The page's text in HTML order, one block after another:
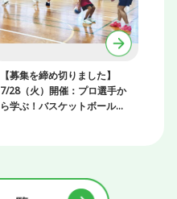
【募集を締め切りました】
7/28（火）開催：プロ選手か
ら学ぶ！バスケットボールク